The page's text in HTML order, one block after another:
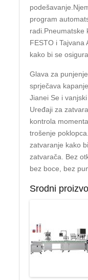
program
radi.Pneumatske
FESTO i Tajvana
kako bi se
Glava za
sprječava
Jianei Se i
Uređaji za
kontrola
trošenje
zatvaranje kako
zatvarača. Bez
bez boce, bez
Srodni